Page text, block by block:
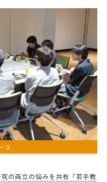
ス
の両立の悩みを共有「若手教